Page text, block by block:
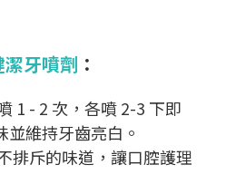
牙噴劑 ：
1 - 2 次，各噴 2-3 下即
維持牙齒亮白。
排斥的味道，讓口腔護理